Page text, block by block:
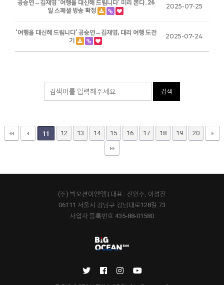
공승연→김재영 ‘여행을 대신해 드립니다’ 미리 본다‥26
일 스페셜 방송 확정
2025-07-25
‘여행을 대신해 드립니다’ 공승연→김재영, 대리 여행 도전
기
2025-07-24
검색
11 12 13 14 15 16 17 18 19 20
(주) 빅오션이엔엠 | 대표 : 신인수, 이성진
06111 서울시 강남구 강남대로128길 73
사업자 등록번호 435-88-01580